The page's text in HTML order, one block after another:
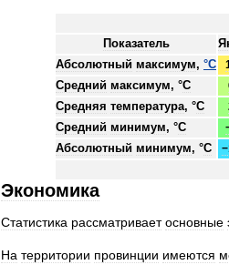
Показатель
Абсолютный максимум, °C
Средний максимум, °C
Средняя температура, °C
Средний минимум, °C
Абсолютный минимум, °C
Экономика
Статистика рассматривает основные
На территории провинции имеются